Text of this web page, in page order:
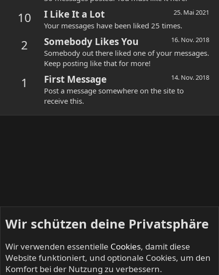
10 25. Mai 2021
I Like It a Lot
Your messages have been liked 25 times.
2 16. Nov. 2018
Somebody Likes You
Somebody out there liked one of your messages.
Keep posting like that for more!
1 14. Nov. 2018
First Message
Post a message somewhere on the site to
receive this.
Wir schützen deine Privatsphäre
Wir verwenden essentielle Cookies, damit diese
Website funktioniert, und optionale Cookies, um den
Komfort bei der Nutzung zu verbessern.